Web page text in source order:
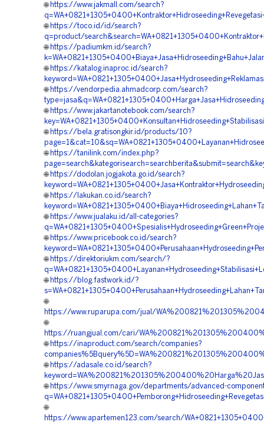
🌐 https://www.jakmall.com/search?
🌐 https://toco.id/id/search?
q=product/
🌐 https://padiumkm.id/search?
🌐 https://katalog.inaproc.id/search?
🌐 https://vendorpedia.ahmadcorp.com/search?
🌐 https://www.jakartanotebook.com/search?
🌐 https://bela.gratisongkir.id/products/10?
🌐 https://tanilink.com/index.php?
🌐 https://dodolan.jogjakota.go.id/search?
🌐 https://lakukan.co.id/search?
🌐 https://www.jualaku.id/all-categories?
🌐 https://www.pricebook.co.id/search?
🌐 https://direktoriukm.com/search/?
🌐 https://blog.fastwork.id/?
🌐
https://www.ruparupa.com/jual/
🌐
https://ruangjual.com/cari/
🌐 https://inaproduct.com/search/companies?
🌐 https://adasale.co.id/search?
🌐 https://www.smyrnaga.gov/departments/advanced-
🌐
https://www.apartemen123.com/search/